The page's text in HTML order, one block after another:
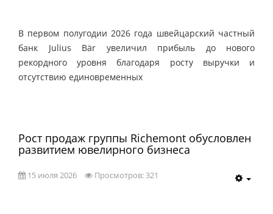
В первом полугодии 2026 года швейцарский частный
банк Julius Bär увеличил прибыль до нового
рекордного уровня благодаря росту выручки и
отсутствию единовременных
Рост продаж группы Richemont обусловлен
развитием ювелирного бизнеса
15 июля 2026 Просмотров: 321